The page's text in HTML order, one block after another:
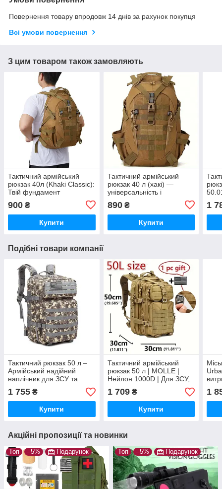
Повернення товару впродовж 14 днів за рахунок покупця
Всі умови повернення
З цим товаром також замовляють
Тактичний армійський
рюкзак 40л (Khaki Classic):
Твій фундамент
900 ₴
Купити
Тактичний армійський
рюкзак 40 л (хакі) —
універсальність і
890₴
Купити
1
Подібні товари компанії
Тактичний рюкзак 50 л –
Армійський надійний
наплічник для ЗСУ та
екстриму
1 755 ₴
Купити
Тактичний армійський
рюкзак 50 л | MOLLE |
Нейлон 1000D | Для ЗСУ,
мисливства, кемпінгу,
риболовлі
1 709₴
Купити
1
Акційні пропозиції та новинки
Топ –5% Подарунок Топ –5% Подарунок